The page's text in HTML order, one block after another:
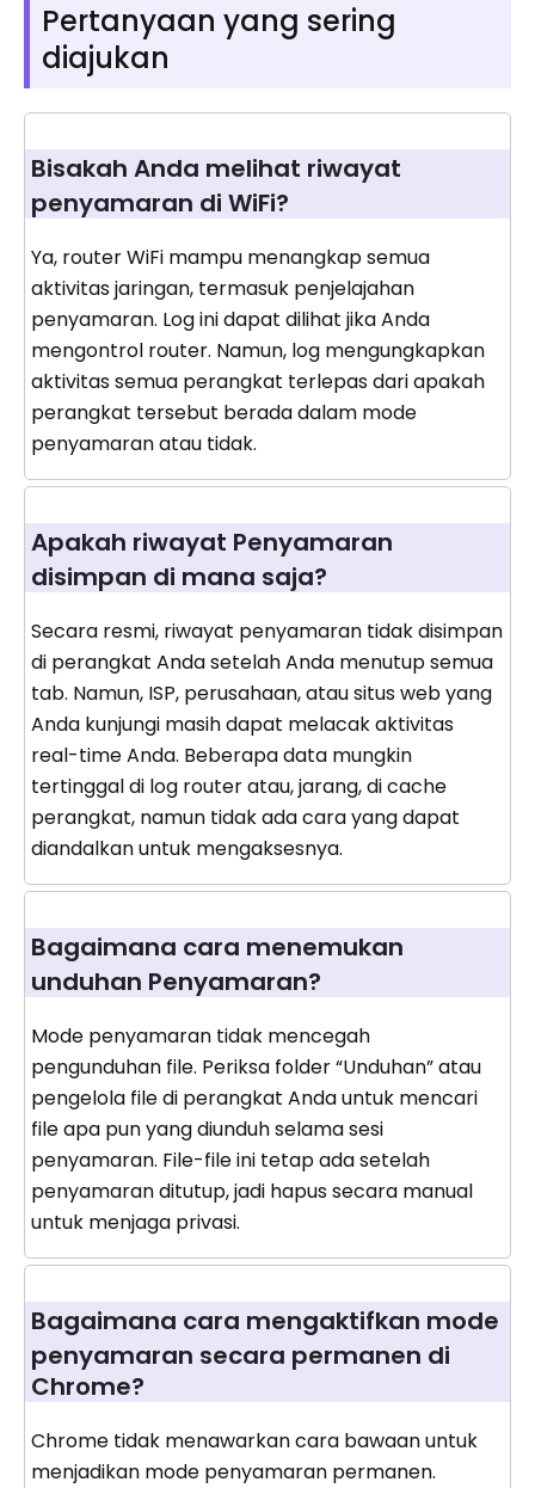
Pertanyaan yang sering
diajukan
Bisakah Anda melihat riwayat
penyamaran di WiFi?
Ya, router WiFi mampu menangkap semua
aktivitas jaringan, termasuk penjelajahan
penyamaran. Log ini dapat dilihat jika Anda
mengontrol router. Namun, log mengungkapkan
aktivitas semua perangkat terlepas dari apakah
perangkat tersebut berada dalam mode
penyamaran atau tidak.
Apakah riwayat Penyamaran
disimpan di mana saja?
Secara resmi, riwayat penyamaran tidak disimpan
di perangkat Anda setelah Anda menutup semua
tab. Namun, ISP, perusahaan, atau situs web yang
Anda kunjungi masih dapat melacak aktivitas
real-time Anda. Beberapa data mungkin
tertinggal di log router atau, jarang, di cache
perangkat, namun tidak ada cara yang dapat
diandalkan untuk mengaksesnya.
Bagaimana cara menemukan
unduhan Penyamaran?
Mode penyamaran tidak mencegah
pengunduhan file. Periksa folder “Unduhan” atau
pengelola file di perangkat Anda untuk mencari
file apa pun yang diunduh selama sesi
penyamaran. File-file ini tetap ada setelah
penyamaran ditutup, jadi hapus secara manual
untuk menjaga privasi.
Bagaimana cara mengaktifkan mode
penyamaran secara permanen di
Chrome?
Chrome tidak menawarkan cara bawaan untuk
menjadikan mode penyamaran permanen.